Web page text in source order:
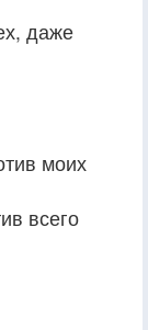
даже
моих
всего